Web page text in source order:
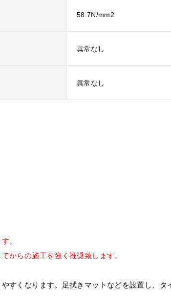
58.7N/mm2
異常なし
異常なし
。
からの施工を強く推奨致します。
すくなります。足拭きマットなどを設置し、タ